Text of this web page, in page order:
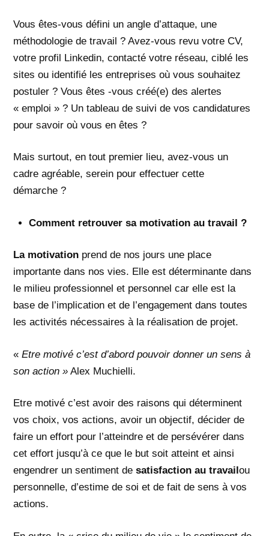
Vous êtes-vous défini un angle d’attaque, une
méthodologie de travail ? Avez-vous revu votre CV,
votre profil Linkedin, contacté votre réseau, ciblé les
sites ou identifié les entreprises où vous souhaitez
postuler ? Vous êtes -vous créé(e) des alertes
« emploi » ? Un tableau de suivi de vos candidatures
pour savoir où vous en êtes ?
Mais surtout, en tout premier lieu, avez-vous un
cadre agréable, serein pour effectuer cette
démarche ?
Comment retrouver sa motivation au travail ?
La motivation prend de nos jours une place
importante dans nos vies. Elle est déterminante dans
le milieu professionnel et personnel car elle est la
base de l’implication et de l’engagement dans toutes
les activités nécessaires à la réalisation de projet.
«Etre motivé c’est d’abord pouvoir donner un sens à
son action » Alex Muchielli.
Etre motivé c’est avoir des raisons qui déterminent
vos choix, vos actions, avoir un objectif, décider de
faire un effort pour l’atteindre et de persévérer dans
cet effort jusqu’à ce que le but soit atteint et ainsi
engendrer un sentiment desatisfaction au travailou
personnelle, d’estime de soi et de fait de sens à vos
actions.